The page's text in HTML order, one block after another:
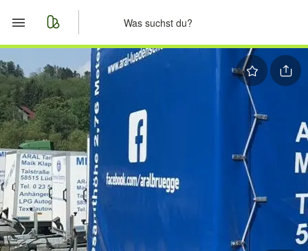
Start
Merkliste
Nachrichten
Anzeige aufgeben